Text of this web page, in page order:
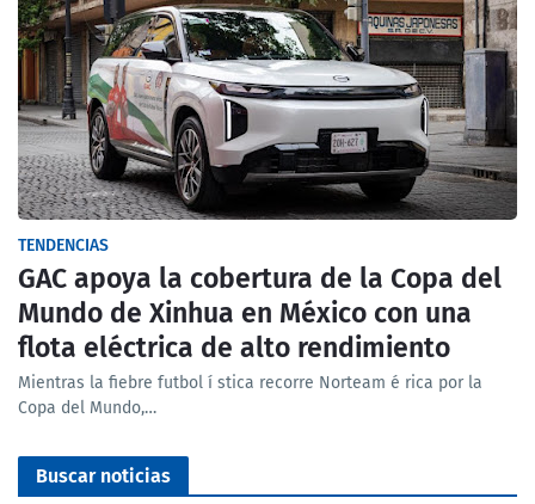
TENDENCIAS
GAC apoya la cobertura de la Copa del
Mundo de Xinhua en México con una
flota eléctrica de alto rendimiento
Mientras la fiebre futbol í stica recorre Norteam é rica por la
Copa del Mundo,…
Buscar noticias